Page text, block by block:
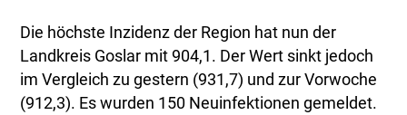
Die höchste Inzidenz der Region hat nun der
Landkreis Goslar mit 904,1. Der Wert sinkt jedoch
im Vergleich zu gestern (931,7) und zur Vorwoche
(912,3). Es wurden 150 Neuinfektionen gemeldet.